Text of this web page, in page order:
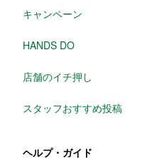
キャンペーン
HANDS DO
店舗のイチ押し
スタッフおすすめ投稿
ヘルプ・ガイド